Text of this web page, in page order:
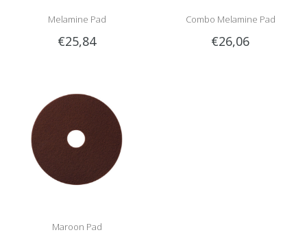
Melamine Pad
€25,84
Combo Melamine Pad
€26,06
Maroon Pad